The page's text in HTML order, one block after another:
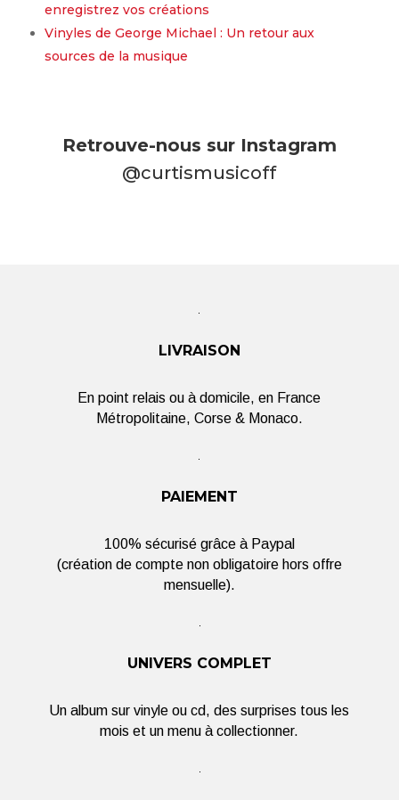
enregistrez vos créations
Vinyles de George Michael : Un retour aux
sources de la musique
Retrouve-nous sur Instagram
@curtismusicoff
LIVRAISON
En point relais ou à domicile, en France
Métropolitaine, Corse & Monaco.
PAIEMENT
100% sécurisé grâce à Paypal
(création de compte non obligatoire hors offre
mensuelle).
UNIVERS COMPLET
Un album sur vinyle ou cd, des surprises tous les
mois et un menu à collectionner.